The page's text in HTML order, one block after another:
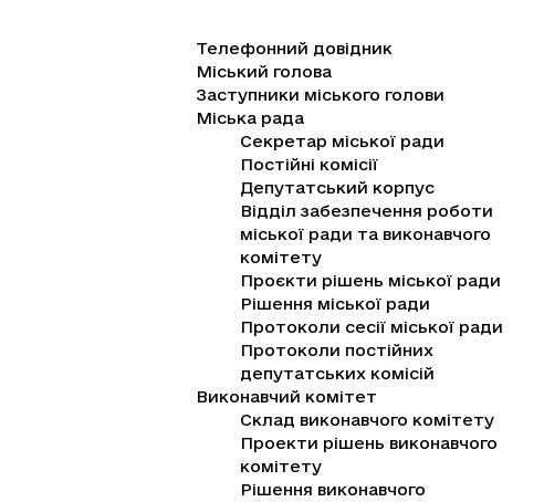
Телефонний довідник
Міський голова
Заступники міського голови
Міська рада
Секретар міської ради
Постійні комісії
Депутатський корпус
Відділ забезпечення роботи
міської ради та виконавчого
комітету
Проєкти рішень міської ради
Рішення міської ради
Протоколи сесії міської ради
Протоколи постійних
депутатських комісій
Виконавчий комітет
Склад виконавчого комітету
Проекти рішень виконавчого
комітету
Рішення виконавчого